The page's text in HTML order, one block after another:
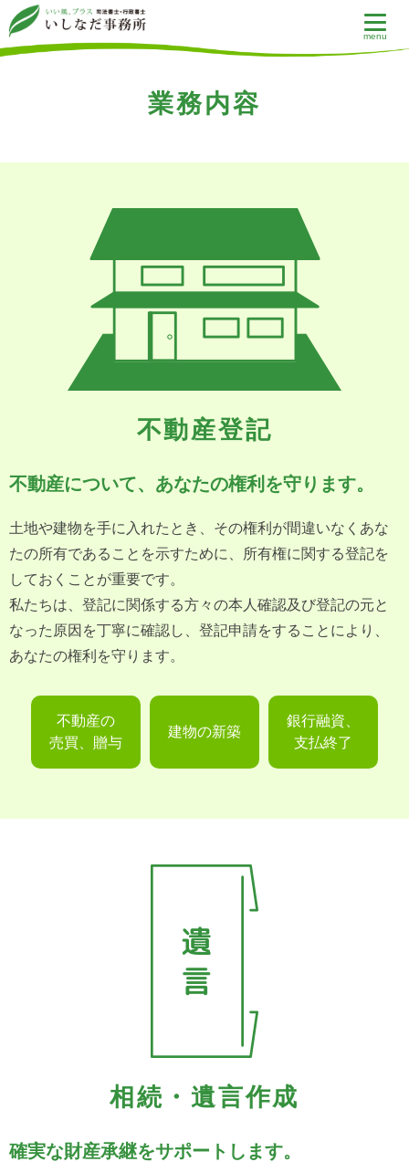
menu
業務内容
不動産登記
不動産について、あなたの権利を守ります。
土地や建物を手に入れたとき、その権利が間違いなくあな
たの所有であることを示すために、所有権に関する登記を
しておくことが重要です。
私たちは、登記に関係する方々の本人確認及び登記の元と
なった原因を丁寧に確認し、登記申請をすることにより、
あなたの権利を守ります。
不動産の
売買、贈与
建物の新築
銀行融資、
支払終了
相続・遺言作成
確実な財産承継をサポートします。